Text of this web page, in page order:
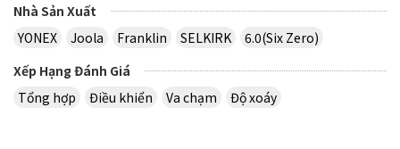
Nhà Sản Xuất
YONEX
Joola Franklin SELKIRK
6.0(Six Zero)
Xếp Hạng Đánh Giá
Tổng hợp
Điều khiển Va chạm Độ xoáy